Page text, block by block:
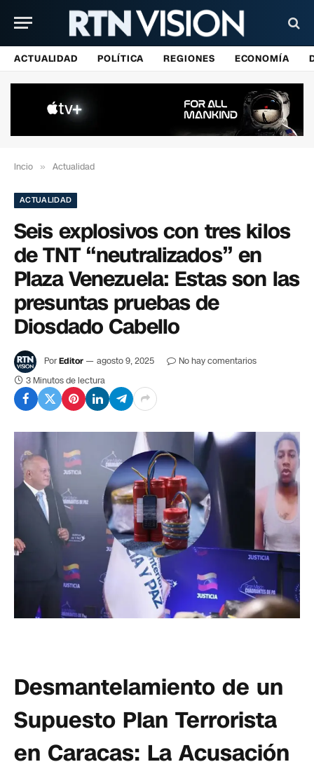
ACTUALIDAD POLÍTICA REGIONES ECONOMÍA
Incio » Actualidad
ACTUALIDAD
Seis explosivos con tres kilos
de TNT “neutralizados” en
Plaza Venezuela: Estas son las
presuntas pruebas de
Diosdado Cabello
PorEditor agosto 9, 2025
No hay comentarios
3 Minutos de lectura
Desmantelamiento de un
Supuesto Plan Terrorista
en Caracas: La Acusación